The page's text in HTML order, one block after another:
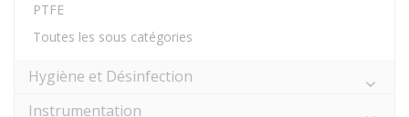
PTFE
Toutes les sous catégories
Hygiène et Désinfection
Instrumentation